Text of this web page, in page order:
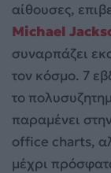
αίθουσες,
Michael
συναρπάζει
τον κόσμο. 7
το
παραμένει
office charts,
μέχρι